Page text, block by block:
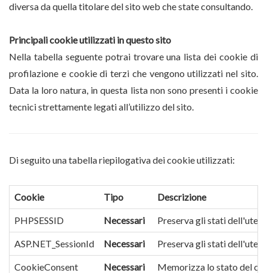
diversa da quella titolare del sito web che state consultando.
Principali cookie utilizzati in questo sito
Nella tabella seguente potrai trovare una lista dei cookie di
profilazione e cookie di terzi che vengono utilizzati nel sito.
Data la loro natura, in questa lista non sono presenti i cookie
tecnici strettamente legati all’utilizzo del sito.
Di seguito una tabella riepilogativa dei cookie utilizzati:
Cookie Tipo Descrizione
PHPSESSID Necessari Preserva gli stati
ASP.NET_SessionId Necessari Preserva gli stati
CookieConsent Necessari Memorizza lo stato del